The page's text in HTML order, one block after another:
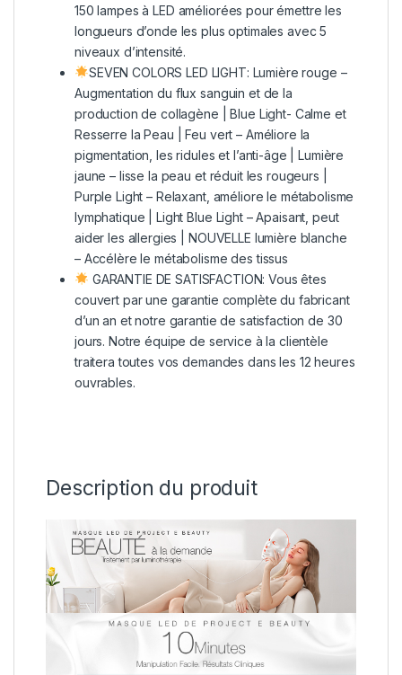
150 lampes à LED améliorées pour émettre les
longueurs d’onde les plus optimales avec 5
niveaux d’intensité.
SEVEN COLORS LED LIGHT: Lumière rouge –
Augmentation du flux sanguin et de la
production de collagène | Blue Light- Calme et
Resserre la Peau | Feu vert – Améliore la
pigmentation, les ridules et l’anti-âge | Lumière
jaune – lisse la peau et réduit les rougeurs |
Purple Light – Relaxant, améliore le métabolisme
lymphatique | Light Blue Light – Apaisant, peut
aider les allergies | NOUVELLE lumière blanche
– Accélère le métabolisme des tissus
GARANTIE DE SATISFACTION: Vous êtes
couvert par une garantie complète du fabricant
d’un an et notre garantie de satisfaction de 30
jours. Notre équipe de service à la clientèle
traitera toutes vos demandes dans les 12 heures
ouvrables.
Description du produit